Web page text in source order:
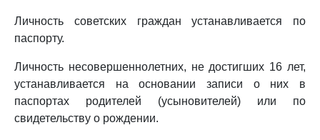
Личность советских граждан устанавливается по
паспорту.
Личность несовершеннолетних, не достигших 16 лет,
устанавливается на основании записи о них в
паспортах родителей (усыновителей) или по
свидетельству о рождении.